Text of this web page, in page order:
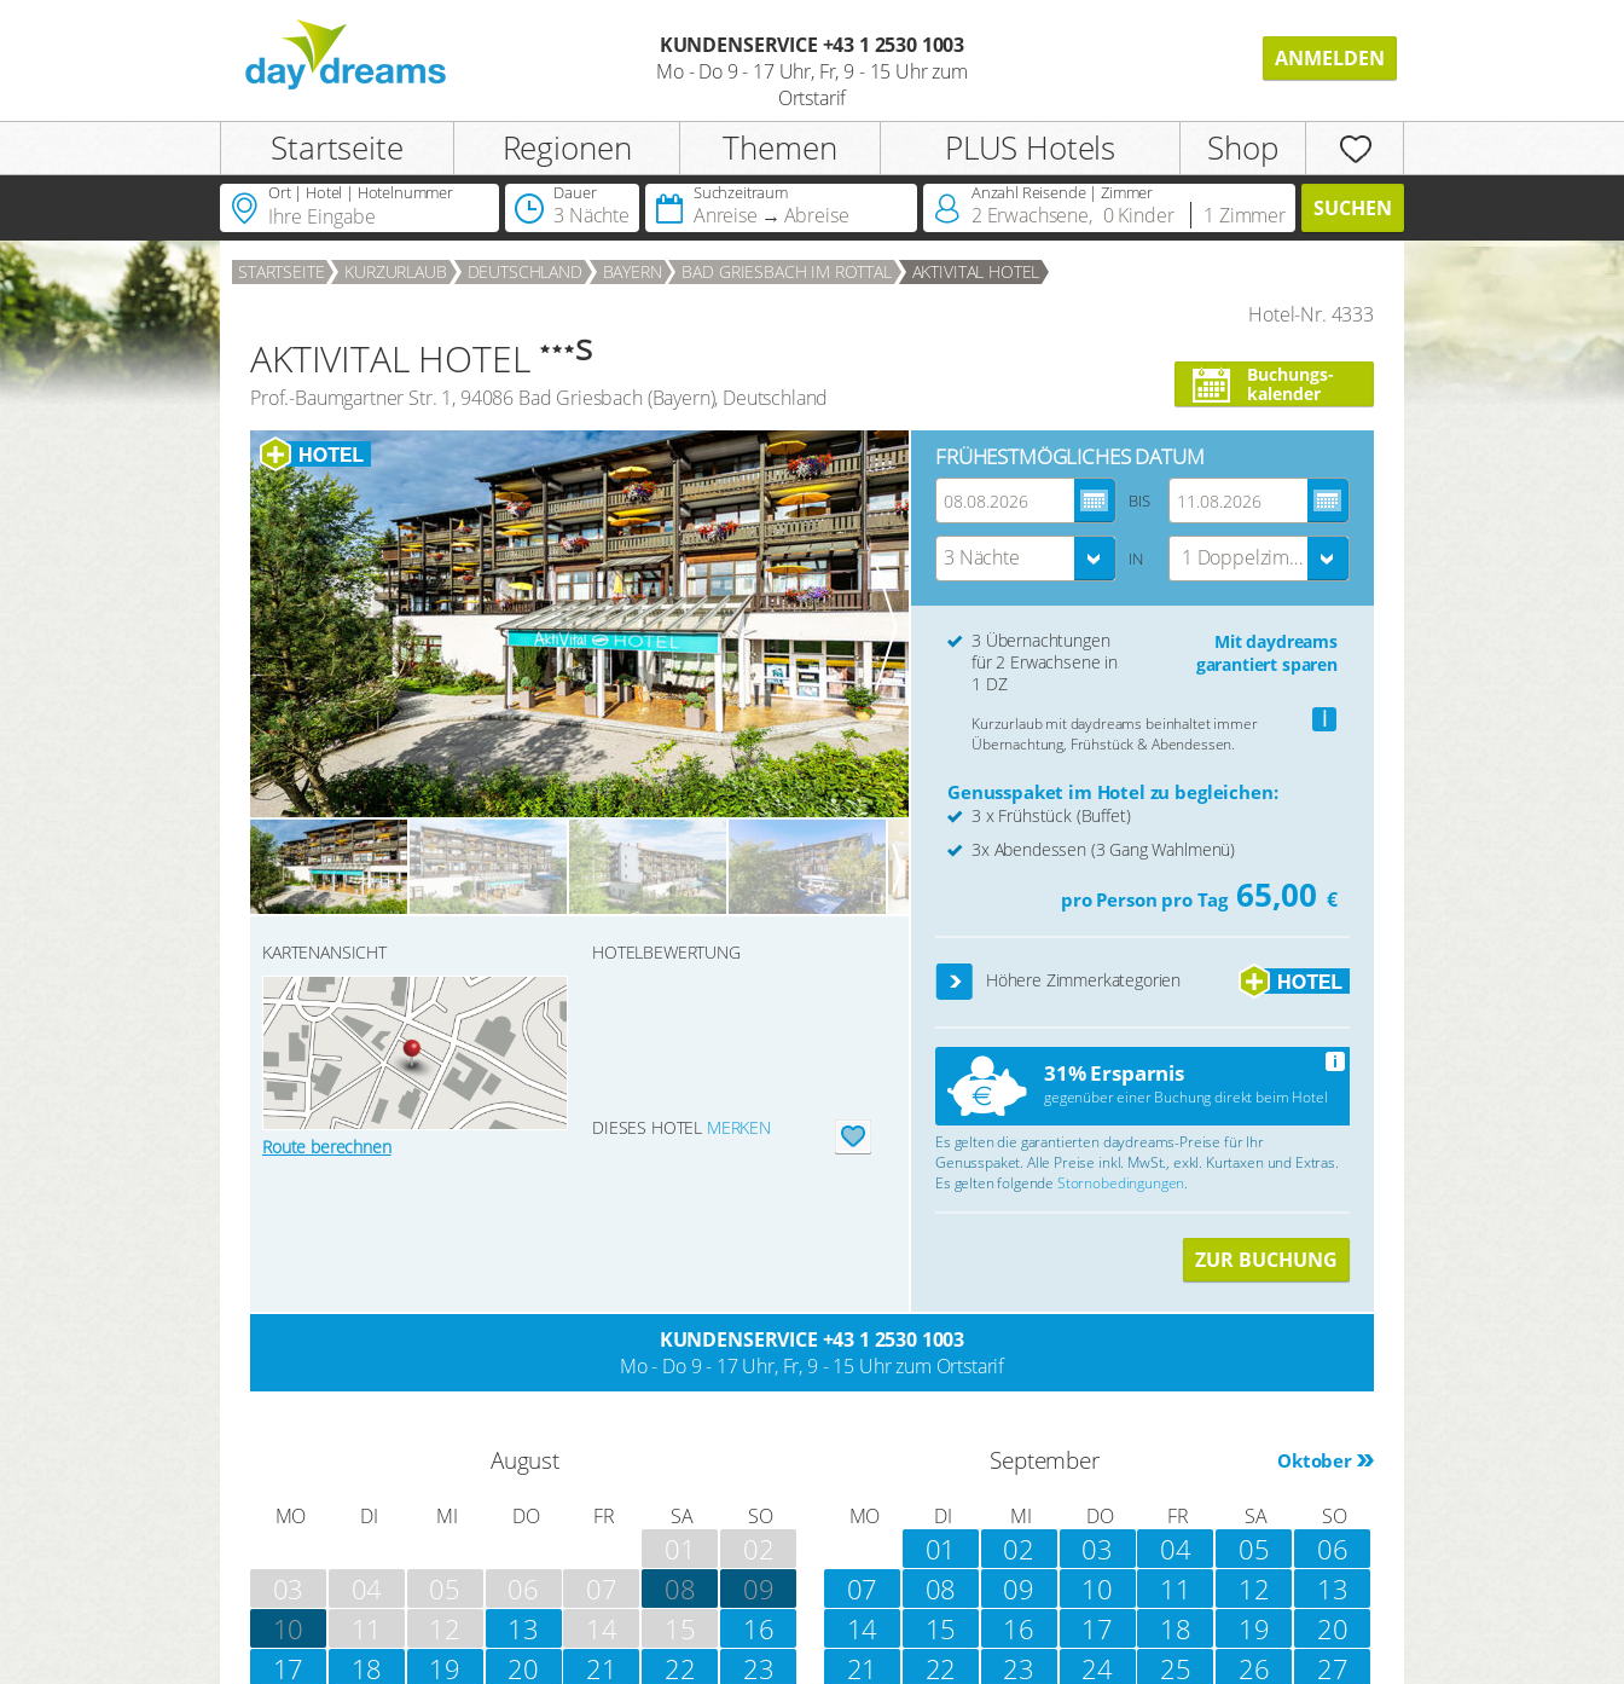
Einloggen
ANMELDEN
Registrieren
Sie besitzen bereits eine
Hotelscheck?
REGISTRIEREN
KUNDENSERVICE +43 1 2530 1003
Mo - Do 9 - 17 Uhr, Fr, 9 - 15 Uhr zum
Ortstarif
ANMELDEN
Startseite Regionen Themen PLUS Hotels Shop
Ort | Hotel | Hotelnummer Dauer
3 Nächte
Suchzeitraum
Anreise Abreise
Anzahl Reisende | Zimmer
2 Erwachsene, 0 Kinder 1 Zimmer SUCHEN
STARTSEITE KURZURLAUB DEUTSCHLAND BAYERN BAD GRIESBACH IM ROTTAL AKTIVITAL HOTEL
Hotel-Nr. 4333
AKTIVITAL HOTEL s
Prof.-Baumgartner Str. 1, 94086 Bad Griesbach (Bayern), Deutschland
Buchungs-
kalender
KARTENANSICHT
Route berechnen
HOTELBEWERTUNG
DIESES HOTEL MERKEN
FRÜHESTMÖGLICHES DATUM
BIS
3 Nächte IN 1 Doppelzimmer
3 Übernachtungen
für 2 Erwachsene in
1 DZ
Mit daydreams
garantiert sparen
i
Kurzurlaub mit daydreams beinhaltet immer
Übernachtung, Frühstück & Abendessen.
Genusspaket im Hotel zu begleichen:
3 x Frühstück (Buffet)
3x Abendessen (3 Gang Wahlmenü)
pro Person pro Tag65,00 €
Höhere Zimmerkategorien
31% Ersparnis
gegenüber einer Buchung direkt beim Hotel
i
Es gelten die garantierten daydreams-Preise für Ihr
Genusspaket. Alle Preise inkl. MwSt., exkl. Kurtaxen und Extras.
Es gelten folgende Stornobedingungen.
ZUR BUCHUNG
KUNDENSERVICE +43 1 2530 1003
Mo - Do 9 - 17 Uhr, Fr, 9 - 15 Uhr zum Ortstarif
August
MO DI MI DO FR SA SO
01
02
03
04 05 06 07 08
09
10
11 12 13 14 15
16
17
18 19 20 21 22
23
Oktober
September
MO DI MI DO FR SA SO
01 02 03 04 05
06
07
08 09 10 11 12
13
14
15 16 17 18 19
20
21
22 23 24 25 26
27